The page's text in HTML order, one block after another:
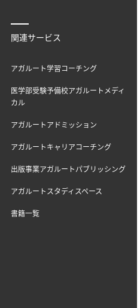
関連サービス
アガルート学習コーチング
医学部受験予備校アガルートメディ
カル
アガルートアドミッション
アガルートキャリアコーチング
出版事業アガルートパブリッシング
アガルートスタディスペース
書籍一覧